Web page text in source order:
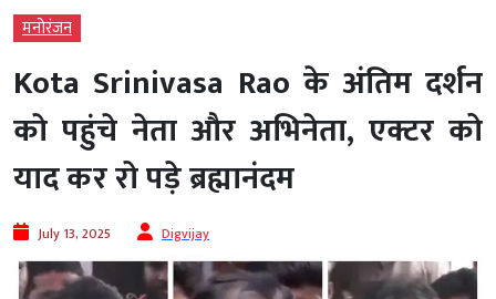
मनोरंजन
Kota Srinivasa Rao के अंतिम दर्शन
काे पहुंचे नेता और अभिनेता, एक्टर को
याद कर रो पड़े ब्रह्मानंदम
July 13, 2025 Digvijay